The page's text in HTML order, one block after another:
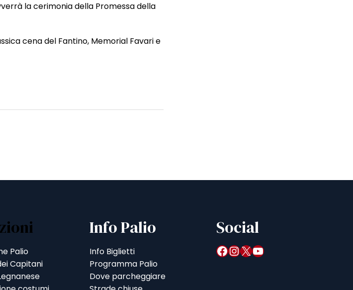
la cerimonia della Promessa della
cena del Fantino, Memorial Favari e
Palio
Capitani
Info Palio
Info Biglietti
Programma Palio
Dove parcheggiare
Social
Facebook InstagramX YouTube